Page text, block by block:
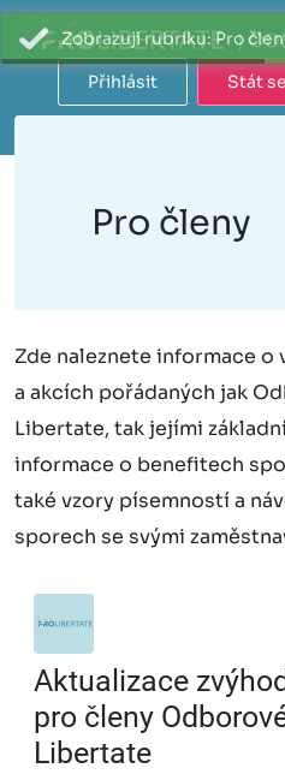
Přihlásit Stát
Pro členy
Zde naleznete informace o
a akcích pořádaných jak
Libertate, tak jejími
informace o benefitech
také vzory písemností a
sporech se svými
Aktualizace
pro členy
Libertate
Zobrazuji rubriku: Pro